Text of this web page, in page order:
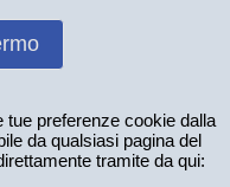
tue preferenze cookie dalla
da qualsiasi pagina del
tramite da qui: